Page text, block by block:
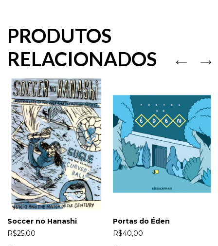
PRODUTOS
RELACIONADOS
Soccer no Hanashi
R$25,00
Portas do Éden
R$40,00